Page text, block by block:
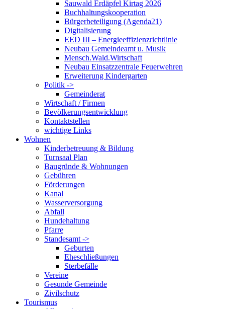
Sauwald Erdäpfel Kirtag 2026
Buchhaltungskooperation
Bürgerbeteiligung (Agenda21)
Digitalisierung
EED III – Energieeffizienzrichtlinie
Neubau Gemeindeamt u. Musik
Mensch.Wald.Wirtschaft
Neubau Einsatzzentrale Feuerwehren
Erweiterung Kindergarten
Politik ->
Gemeinderat
Wirtschaft / Firmen
Bevölkerungsentwicklung
Kontaktstellen
wichtige Links
Wohnen
Kinderbetreuung & Bildung
Turnsaal Plan
Baugründe & Wohnungen
Gebühren
Förderungen
Kanal
Wasserversorgung
Abfall
Hundehaltung
Pfarre
Standesamt ->
Geburten
Eheschließungen
Sterbefälle
Vereine
Gesunde Gemeinde
Zivilschutz
Tourismus